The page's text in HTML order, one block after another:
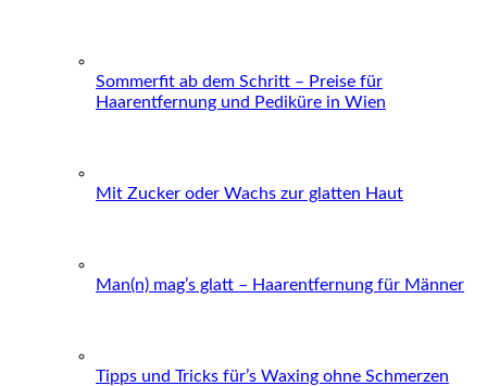
Sommerfit ab dem Schritt – Preise für
Haarentfernung und Pediküre in Wien
Mit Zucker oder Wachs zur glatten Haut
Man(n) mag’s glatt – Haarentfernung für Männer
Tipps und Tricks für’s Waxing ohne Schmerzen